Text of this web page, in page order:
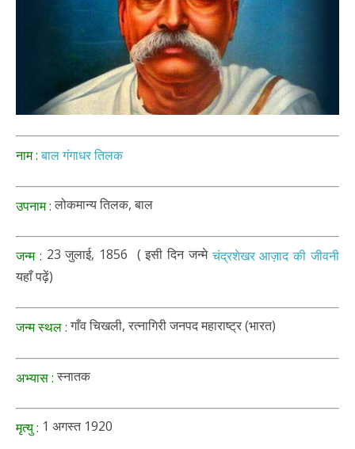
नाम : बाल गंगाधर तिलक
उपनाम :लोकमान्य तिलक, बाल
जन्म : 23 जुलाई, 1856 ( इसी दिन जन्मेचंद्रशेखर आज़ाद की जीवनी
यहाँ पढ़ें)
जन्म स्थल :गाँव चिखली, रत्नागिरी जनपद महाराष्ट्र (भारत)
अभ्यास :स्नातक
मृत्यु : 1 अगस्त 1920